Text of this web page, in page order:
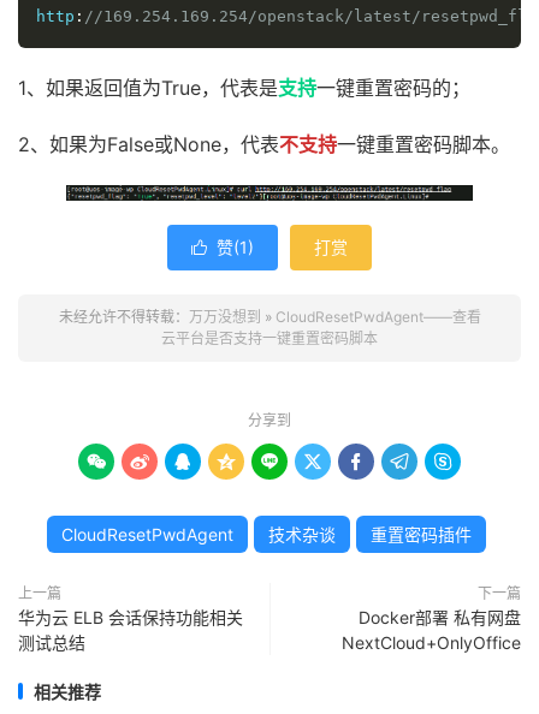
http : //169.254.169.254/openstack/latest/
1、如果返回值为True，代表是支持一键重置密码的；
2、如果为False或None，代表不支持一键重置密码脚本。
 赞(1) 打赏
未经允许不得转载： 万万没想到 » CloudResetPwdAgent——查看
云平台是否支持一键重置密码脚本
分享到
        
CloudResetPwdAgent 技术杂谈 重置密码插件
上一篇
华为云 ELB 会话保持功能相关
测试总结
下一篇
Docker部署 私有网盘
NextCloud+OnlyOffice
相关推荐